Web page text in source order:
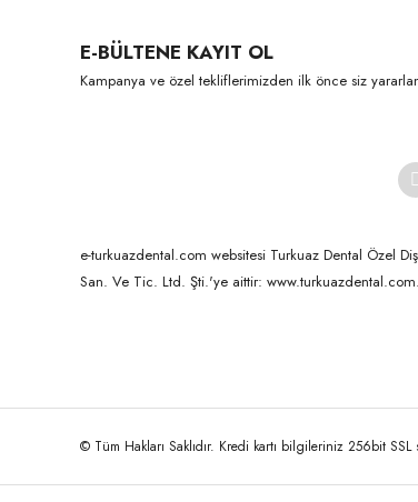
E-BÜLTENE KAYIT OL
Kampanya ve özel tekliflerimizden ilk önce siz
e-turkuazdental.com websitesi Turkuaz Dental Özel
San. Ve Tic. Ltd. Şti.'ye aittir:
© Tüm Hakları Saklıdır. Kredi kartı bilgileriniz 256bit SSL